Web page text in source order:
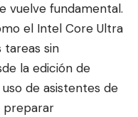
vuelve fundamental.
el Intel Core Ultra
sin
la edición de
de asistentes de
preparar